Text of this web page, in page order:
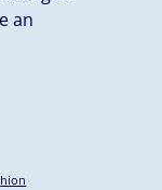
an